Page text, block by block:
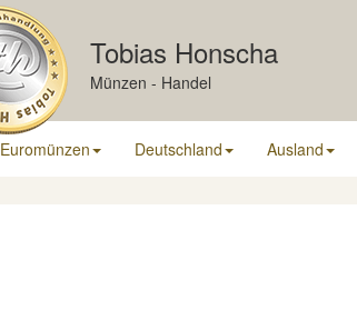
Tobias Honscha
Münzen - Handel
Euromünzen Deutschland Ausland